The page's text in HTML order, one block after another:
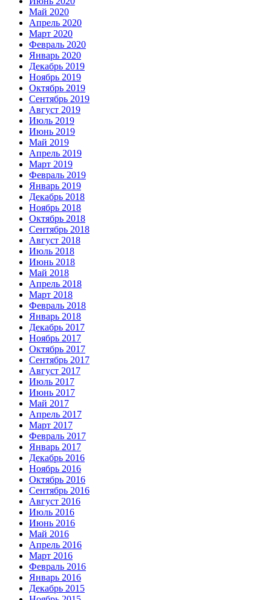
Май 2020
Апрель 2020
Март 2020
Февраль 2020
Январь 2020
Декабрь 2019
Ноябрь 2019
Октябрь 2019
Сентябрь 2019
Август 2019
Июль 2019
Июнь 2019
Май 2019
Апрель 2019
Март 2019
Февраль 2019
Январь 2019
Декабрь 2018
Ноябрь 2018
Октябрь 2018
Сентябрь 2018
Август 2018
Июль 2018
Июнь 2018
Май 2018
Апрель 2018
Март 2018
Февраль 2018
Январь 2018
Декабрь 2017
Ноябрь 2017
Октябрь 2017
Сентябрь 2017
Август 2017
Июль 2017
Июнь 2017
Май 2017
Апрель 2017
Март 2017
Февраль 2017
Январь 2017
Декабрь 2016
Ноябрь 2016
Октябрь 2016
Сентябрь 2016
Август 2016
Июль 2016
Июнь 2016
Май 2016
Апрель 2016
Март 2016
Февраль 2016
Январь 2016
Декабрь 2015